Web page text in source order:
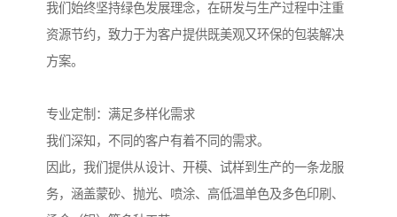
我们始终坚持绿色发展理念，在研发与生产过程中注重
资源节约，致力于为客户提供既美观又环保的包装解决
方案。
专业定制：满足多样化需求
我们深知，不同的客户有着不同的需求。
因此，我们提供从设计、开模、试样到生产的一条龙服
务，涵盖蒙砂、抛光、喷涂、高低温单色及多色印刷、